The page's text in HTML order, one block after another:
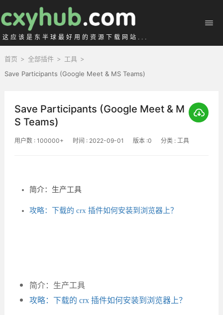
这应该是东半球最好用的资源下载网站...
首页 > 全部插件 > 工具 >
Save Participants (Google Meet & MS Teams)
Save Participants (Google Meet & M
S Teams)
用户数 : 100000+ 时间 : 2022-09-01 版本 :0 分类 : 工具
简介：生产工具
攻略：下载的 crx 插件如何安装到浏览器上？
简介：生产工具
攻略：下载的 crx 插件如何安装到浏览器上？